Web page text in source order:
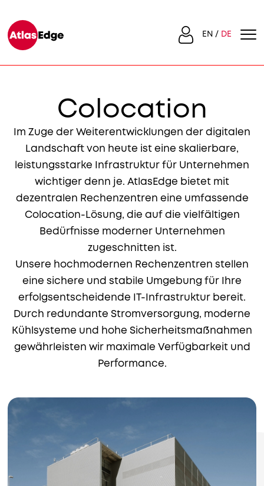
EN DE
Colocation
Im Zuge der Weiterentwicklungen der digitalen
Landschaft von heute ist eine skalierbare,
leistungsstarke Infrastruktur für Unternehmen
wichtiger denn je. AtlasEdge bietet mit
dezentralen Rechenzentren eine umfassende
Colocation-Lösung, die auf die vielfältigen
Bedürfnisse moderner Unternehmen
zugeschnitten ist.
Unsere hochmodernen Rechenzentren stellen
eine sichere und stabile Umgebung für Ihre
erfolgsentscheidende IT-Infrastruktur bereit.
Durch redundante Stromversorgung, moderne
Kühlsysteme und hohe Sicherheitsmaßnahmen
gewährleisten wir maximale Verfügbarkeit und
Performance.